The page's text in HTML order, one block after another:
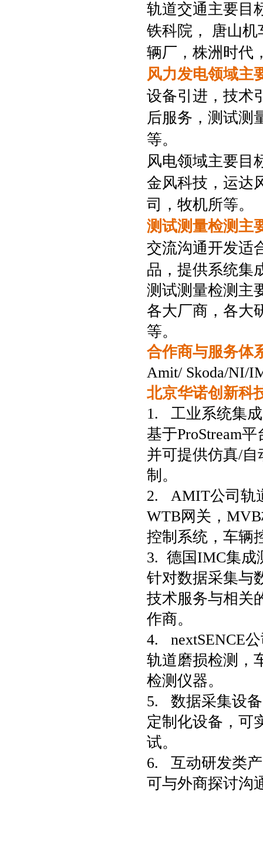
轨道交通主要目
铁科院， 唐山
辆厂，株洲时代
风力发电领域主
设备引进，技术
后服务，测试测
等。
风电领域主要目
金风科技，运达
司，牧机所等。
测试测量检测主
交流沟通开发适
品，提供系统集
测试测量检测主
各大厂商，各大
等。
合作商与服务体
Amit/ Skoda/NI/
北京华诺创新科
1. 工业系统集
基于ProStream
并可提供仿真/
制。
2. AMIT公司轨
WTB网关，
控制系统，车辆
3. 德国IMC集成
针对数据采集与
技术服务与相关
作商。
4. nextSENCE
轨道磨损检测，
检测仪器。
5. 数据采集设
定制化设备，可
试。
6. 互动研发类
可与外商探讨沟